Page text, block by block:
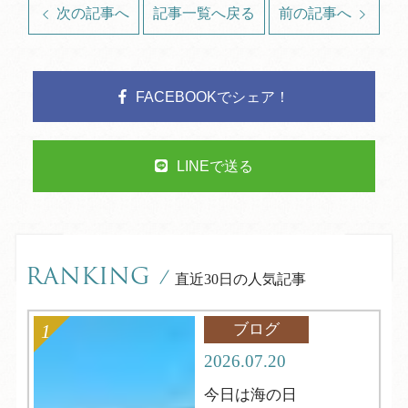
次の記事へ 記事一覧へ戻る 前の記事へ
FACEBOOKでシェア！
LINEで送る
RANKING / 直近30日の人気記事
ブログ
2026.07.20
今日は海の日